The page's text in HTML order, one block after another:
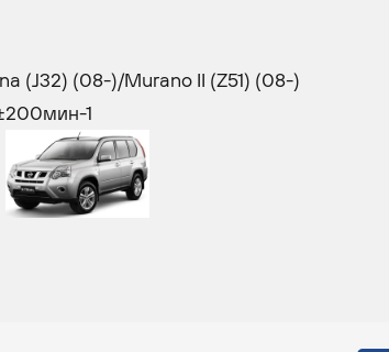
(J32) (08-)/Murano II (Z51) (08-)
1